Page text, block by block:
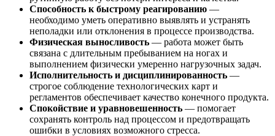
Способность к быстрому реагированию —
необходимо уметь оперативно выявлять и устранять
неполадки или отклонения в процессе производства.
Физическая выносливость — работа может быть
связана с длительным пребыванием на ногах и
выполнением физически умеренно нагрузочных задач.
Исполнительность и дисциплинированность —
строгое соблюдение технологических карт и
регламентов обеспечивает качество конечного продукта.
Спокойствие и уравновешенность — помогает
сохранять контроль над процессом и предотвращать
ошибки в условиях возможного стресса.